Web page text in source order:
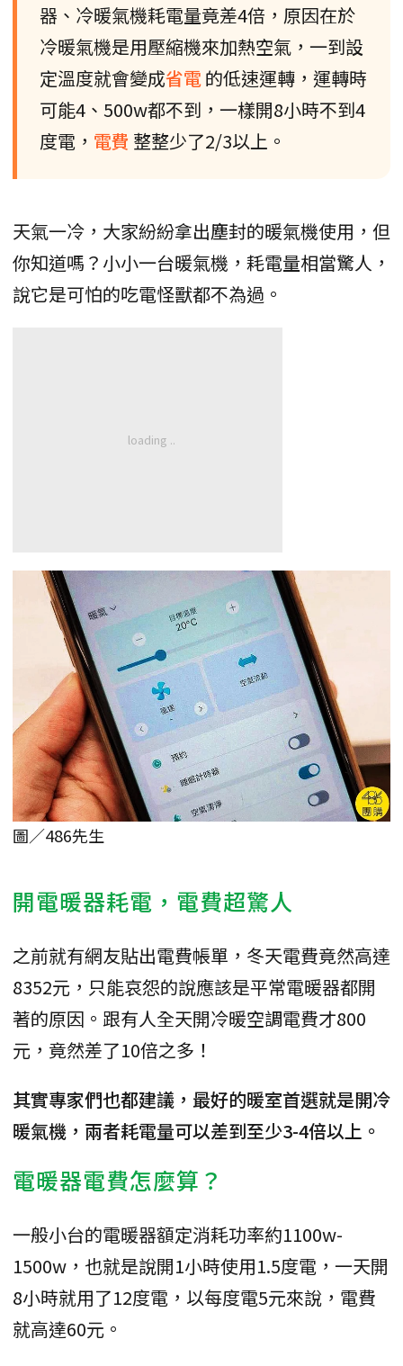
器、冷暖氣機耗電量竟差4倍，原因在於
冷暖氣機是用壓縮機來加熱空氣，一到設
定溫度就會變成省電的低速運轉，運轉時
可能4、500w都不到，一樣開8小時不到4
度電， 電費 整整少了2/3以上。
天氣一冷，大家紛紛拿出塵封的暖氣機使用，但
你知道嗎？小小一台暖氣機，耗電量相當驚人，
說它是可怕的吃電怪獸都不為過。
圖／486先生
開電暖器耗電，電費超驚人
之前就有網友貼出電費帳單，冬天電費竟然高達
8352元，只能哀怨的說應該是平常電暖器都開
著的原因。跟有人全天開冷暖空調電費才800
元，竟然差了10倍之多！
其實專家們也都建議，最好的暖室首選就是開冷
暖氣機，兩者耗電量可以差到至少3-4倍以上。
電暖器電費怎麼算？
一般小台的電暖器額定消耗功率約1100w-
1500w，也就是說開1小時使用1.5度電，一天開
8小時就用了12度電，以每度電5元來說，電費
就高達60元。